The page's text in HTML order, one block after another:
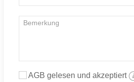
AGB gelesen und akzeptiert